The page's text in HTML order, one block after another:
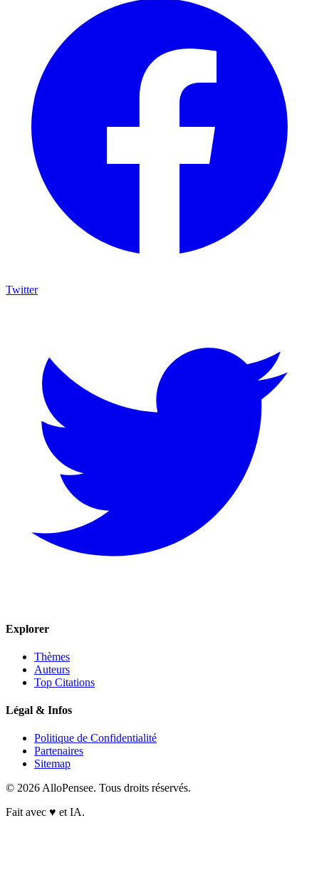
Twitter
Explorer
Thèmes
Auteurs
Top Citations
Légal & Infos
Politique de Confidentialité
Partenaires
Sitemap
© 2026 AlloPensee. Tous droits réservés.
Fait avec ♥ et IA.